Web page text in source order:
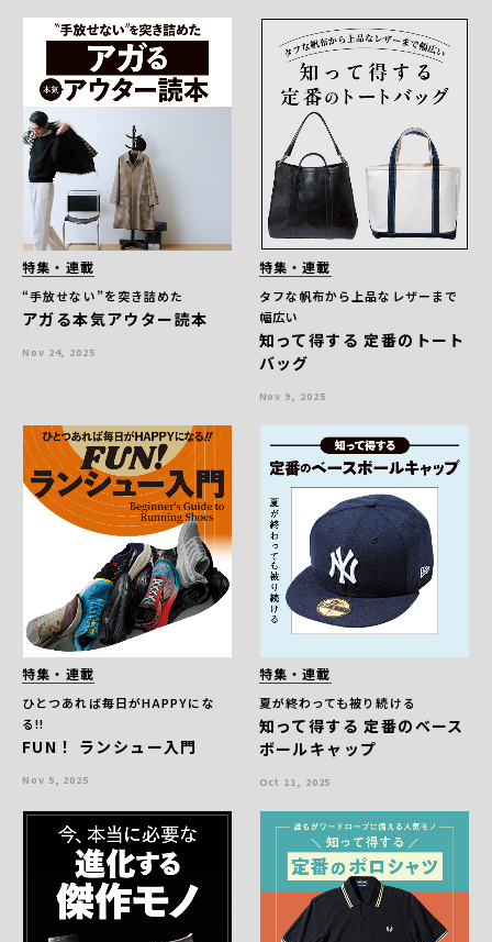
特集・連載
“手放せない”を突き詰めた
アガる本気アウター読本
Nov 24, 2025
特集・連載
タフな帆布から上品なレザーまで
幅広い
知って得する 定番のトート
バッグ
Nov 9, 2025
特集・連載
ひとつあれば毎日がHAPPYにな
る!!
FUN！ ランシュー入門
Nov 5, 2025
特集・連載
夏が終わっても被り続ける
知って得する 定番のベース
ボールキャップ
Oct 11, 2025